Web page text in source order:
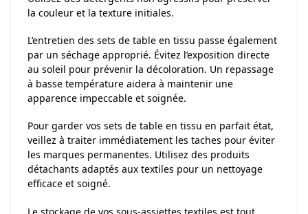
la couleur et la texture initiales.
L’entretien des sets de table en tissu passe également
par un séchage approprié. Évitez l’exposition directe
au soleil pour prévenir la décoloration. Un repassage
à basse température aidera à maintenir une
apparence impeccable et soignée.
Pour garder vos sets de table en tissu en parfait état,
veillez à traiter immédiatement les taches pour éviter
les marques permanentes. Utilisez des produits
détachants adaptés aux textiles pour un nettoyage
efficace et soigné.